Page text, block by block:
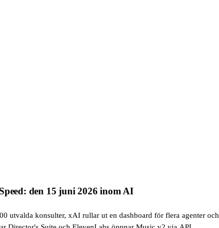
den 15 juni 2026 inom AI
utvalda konsulter, xAI rullar ut en dashboard för flera agenter och